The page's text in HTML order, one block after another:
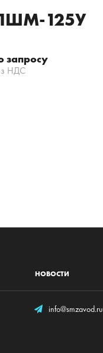
125У
запросу
НДС
НОВОСТИ
info@smzavod.ru